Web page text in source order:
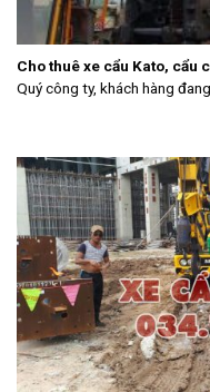
Cho thuê xe cẩu Kato, cẩu
Quý công ty, khách hàng